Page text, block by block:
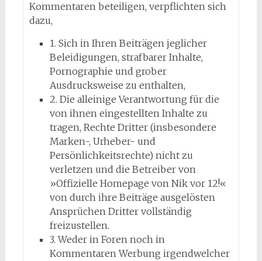
Kommentaren beteiligen, verpflichten sich
dazu,
1. Sich in Ihren Beiträgen jeglicher
Beleidigungen, strafbarer Inhalte,
Pornographie und grober
Ausdrucksweise zu enthalten,
2. Die alleinige Verantwortung für die
von ihnen eingestellten Inhalte zu
tragen, Rechte Dritter (insbesondere
Marken-, Urheber- und
Persönlichkeitsrechte) nicht zu
verletzen und die Betreiber von
»Offizielle Homepage von Nik vor 12!«
von durch ihre Beiträge ausgelösten
Ansprüchen Dritter vollständig
freizustellen.
3. Weder in Foren noch in
Kommentaren Werbung irgendwelcher